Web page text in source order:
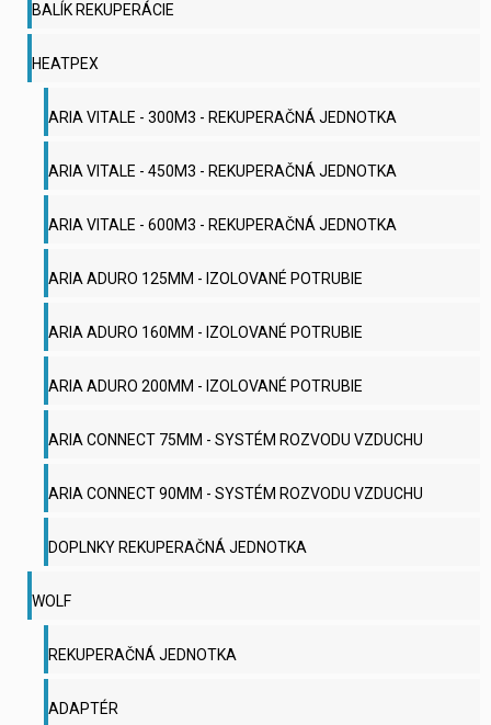
BALÍK REKUPERÁCIE
HEATPEX
ARIA VITALE - 300M3 - REKUPERAČNÁ JEDNOTKA
ARIA VITALE - 450M3 - REKUPERAČNÁ JEDNOTKA
ARIA VITALE - 600M3 - REKUPERAČNÁ JEDNOTKA
ARIA ADURO 125MM - IZOLOVANÉ POTRUBIE
ARIA ADURO 160MM - IZOLOVANÉ POTRUBIE
ARIA ADURO 200MM - IZOLOVANÉ POTRUBIE
ARIA CONNECT 75MM - SYSTÉM ROZVODU VZDUCHU
ARIA CONNECT 90MM - SYSTÉM ROZVODU VZDUCHU
DOPLNKY REKUPERAČNÁ JEDNOTKA
WOLF
REKUPERAČNÁ JEDNOTKA
ADAPTÉR